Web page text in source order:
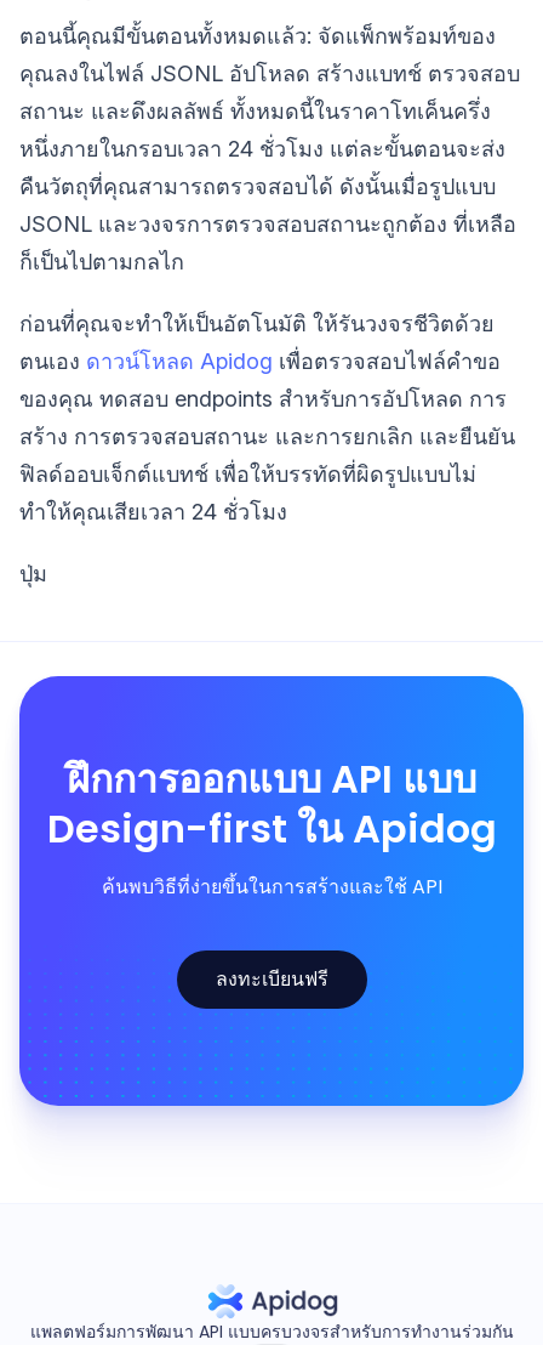
ตอนนี้คุณมีขั้นตอนทั้งหมดแล้ว: จัดแพ็กพร้อมท์ของ
คุณลงในไฟล์ JSONL อัปโหลด สร้างแบทช์ ตรวจสอบ
สถานะ และดึงผลลัพธ์ ทั้งหมดนี้ในราคาโทเค็นครึ่ง
หนึ่งภายในกรอบเวลา 24 ชั่วโมง แต่ละขั้นตอนจะส่ง
คืนวัตถุที่คุณสามารถตรวจสอบได้ ดังนั้นเมื่อรูปแบบ
JSONL และวงจรการตรวจสอบสถานะถูกต้อง ที่เหลือ
ก็เป็นไปตามกลไก
ก่อนที่คุณจะทำให้เป็นอัตโนมัติ ให้รันวงจรชีวิตด้วย
ตนเอง ดาวน์โหลด Apidog เพื่อตรวจสอบไฟล์คำขอ
ของคุณ ทดสอบ endpoints สำหรับการอัปโหลด การ
สร้าง การตรวจสอบสถานะ และการยกเลิก และยืนยัน
ฟิลด์ออบเจ็กต์แบทช์ เพื่อให้บรรทัดที่ผิดรูปแบบไม่
ทำให้คุณเสียเวลา 24 ชั่วโมง
ปุ่ม
ฝึกการออกแบบ API แบบ
Design-first ใน Apidog
ค้นพบวิธีที่ง่ายขึ้นในการสร้างและใช้ API
ลงทะเบียนฟรี
แพลตฟอร์มการพัฒนา API แบบครบวงจรสำหรับการทำงานร่วมกัน